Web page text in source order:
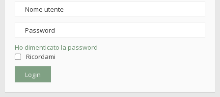
Ho dimenticato la password
Ricordami